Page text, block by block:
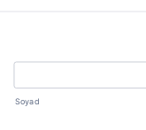
Önizleme: Evcil